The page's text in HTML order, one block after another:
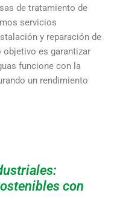
de tratamiento de
servicios
y reparación de
es garantizar
funcione con la
un rendimiento
con